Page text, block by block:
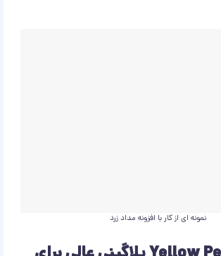
نمونه ای از کار با افزونه مداد زرد